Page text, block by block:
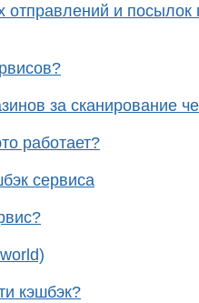
отправлений и посылок
за сканирование
работает?
сервиса
кэшбэк?